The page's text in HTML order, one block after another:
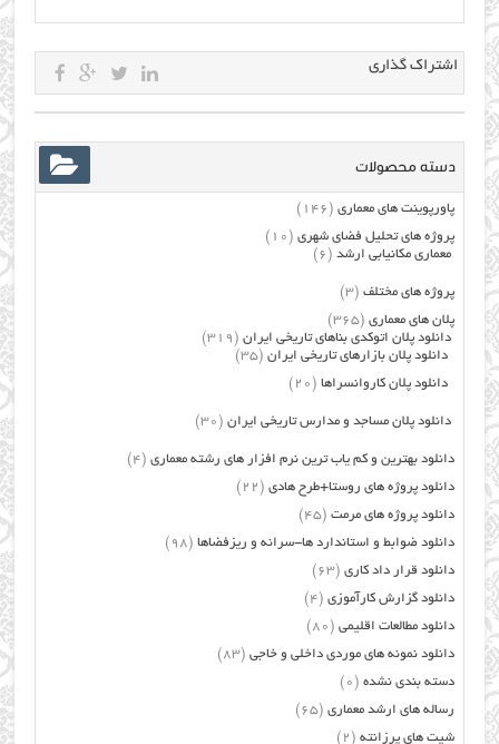
اشتراک گذاری
دسته محصولات
پاورپوینت های معماری (146)
پروژه های تحلیل فضای شهری (10)
معماری مکانیابی ارشد (6)
پروژه های مختلف (3)
پلان های معماری (365)
دانلود پلان اتوکدی بناهای تاریخی ایران (319)
دانلود پلان بازارهای تاریخی ایران (35)
دانلود پلان کاروانسراها (20)
دانلود پلان مساجد و مدارس تاریخی ایران (30)
دانلود بهترین و کم یاب ترین نرم افزار های رشته معماری (4)
دانلود پروژه های روستا+طرح هادی (22)
دانلود پروژه های مرمت (45)
دانلود ضوابط و استاندارد ها-سرانه و ریزفضاها (98)
دانلود قرار داد کاری (63)
دانلود گزارش کارآموزی (4)
دانلود مطالعات اقلیمی (80)
دانلود نمونه های موردی داخلی و خاجی (83)
دسته بندی نشده (0)
رساله های ارشد معماری (65)
شیت های پرزانته (2)